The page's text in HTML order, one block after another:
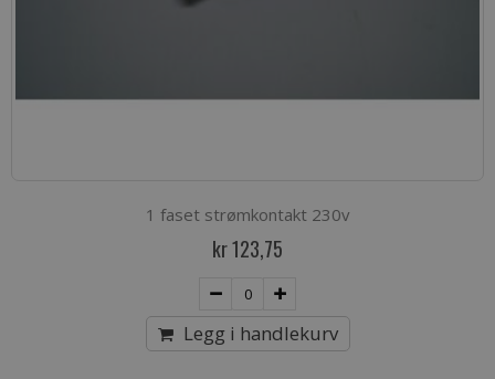
1 faset strømkontakt 230v
kr 123,75
Legg i handlekurv